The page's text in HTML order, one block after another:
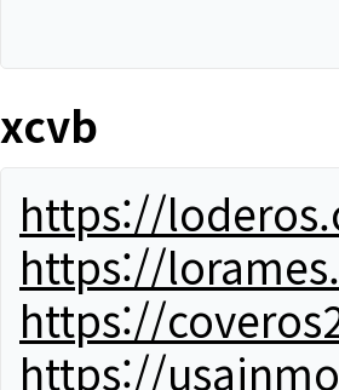
xcvb
https://
https://
https://
https://